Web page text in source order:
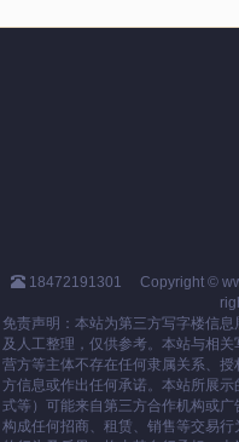
18472191301
Copyright ©
免责声明：本站为第三方写字楼信
及人工整理，仅供参考。本站与相
营方等主体不存在任何隶属关系、
方信息或作出任何承诺。本站所展
式等）可能来自第三方合作机构或
构成任何招商、租赁、销售等交易